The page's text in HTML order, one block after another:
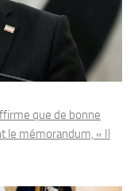
que de bonne
le mémorandum, « Il